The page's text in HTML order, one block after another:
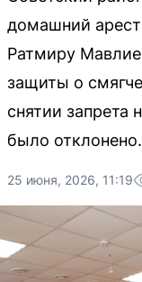
домашний арест
Ратмиру
защиты о
снятии запрета
было отклонено.
25 июня, 2026, 11:19